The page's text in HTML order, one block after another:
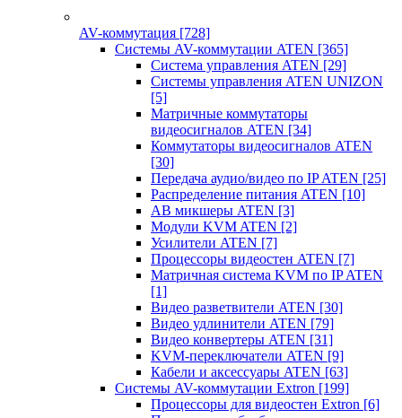
AV-коммутация [728]
Системы AV-коммутации ATEN [365]
Система управления ATEN [29]
Системы управления ATEN UNIZON
[5]
Матричные коммутаторы
видеосигналов ATEN [34]
Коммутаторы видеосигналов ATEN
[30]
Передача аудио/видео по IP ATEN [25]
Распределение питания ATEN [10]
АВ микшеры ATEN [3]
Модули KVM ATEN [2]
Усилители ATEN [7]
Процессоры видеостен ATEN [7]
Матричная система KVM по IP ATEN
[1]
Видео разветвители ATEN [30]
Видео удлинители ATEN [79]
Видео конвертеры ATEN [31]
KVM-переключатели ATEN [9]
Кабели и аксессуары ATEN [63]
Системы AV-коммутации Extron [199]
Процессоры для видеостен Extron [6]